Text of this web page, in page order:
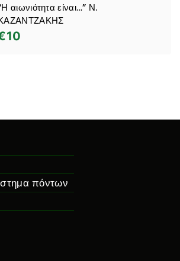
αιωνιότητα είναι…” Ν.
10
πόντων